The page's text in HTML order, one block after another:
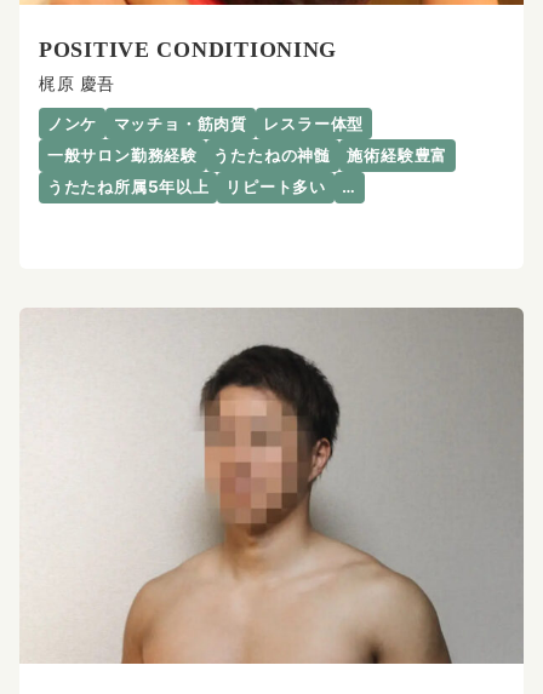
POSITIVE CONDITIONING
梶原 慶吾
ノンケ マッチョ・筋肉質
レスラー体型
一般サロン勤務経験
うたたねの神髄
施術経験豊富
うたたね所属5年以上
リピート多い …